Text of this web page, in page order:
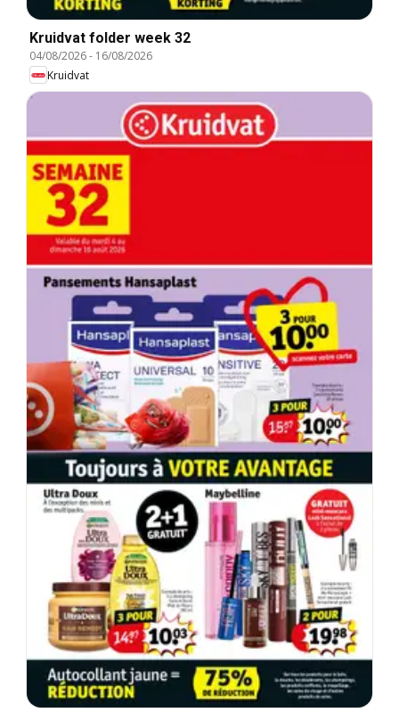
Kruidvat folder week 32
04/08/2026- 16/08/2026
Kruidvat